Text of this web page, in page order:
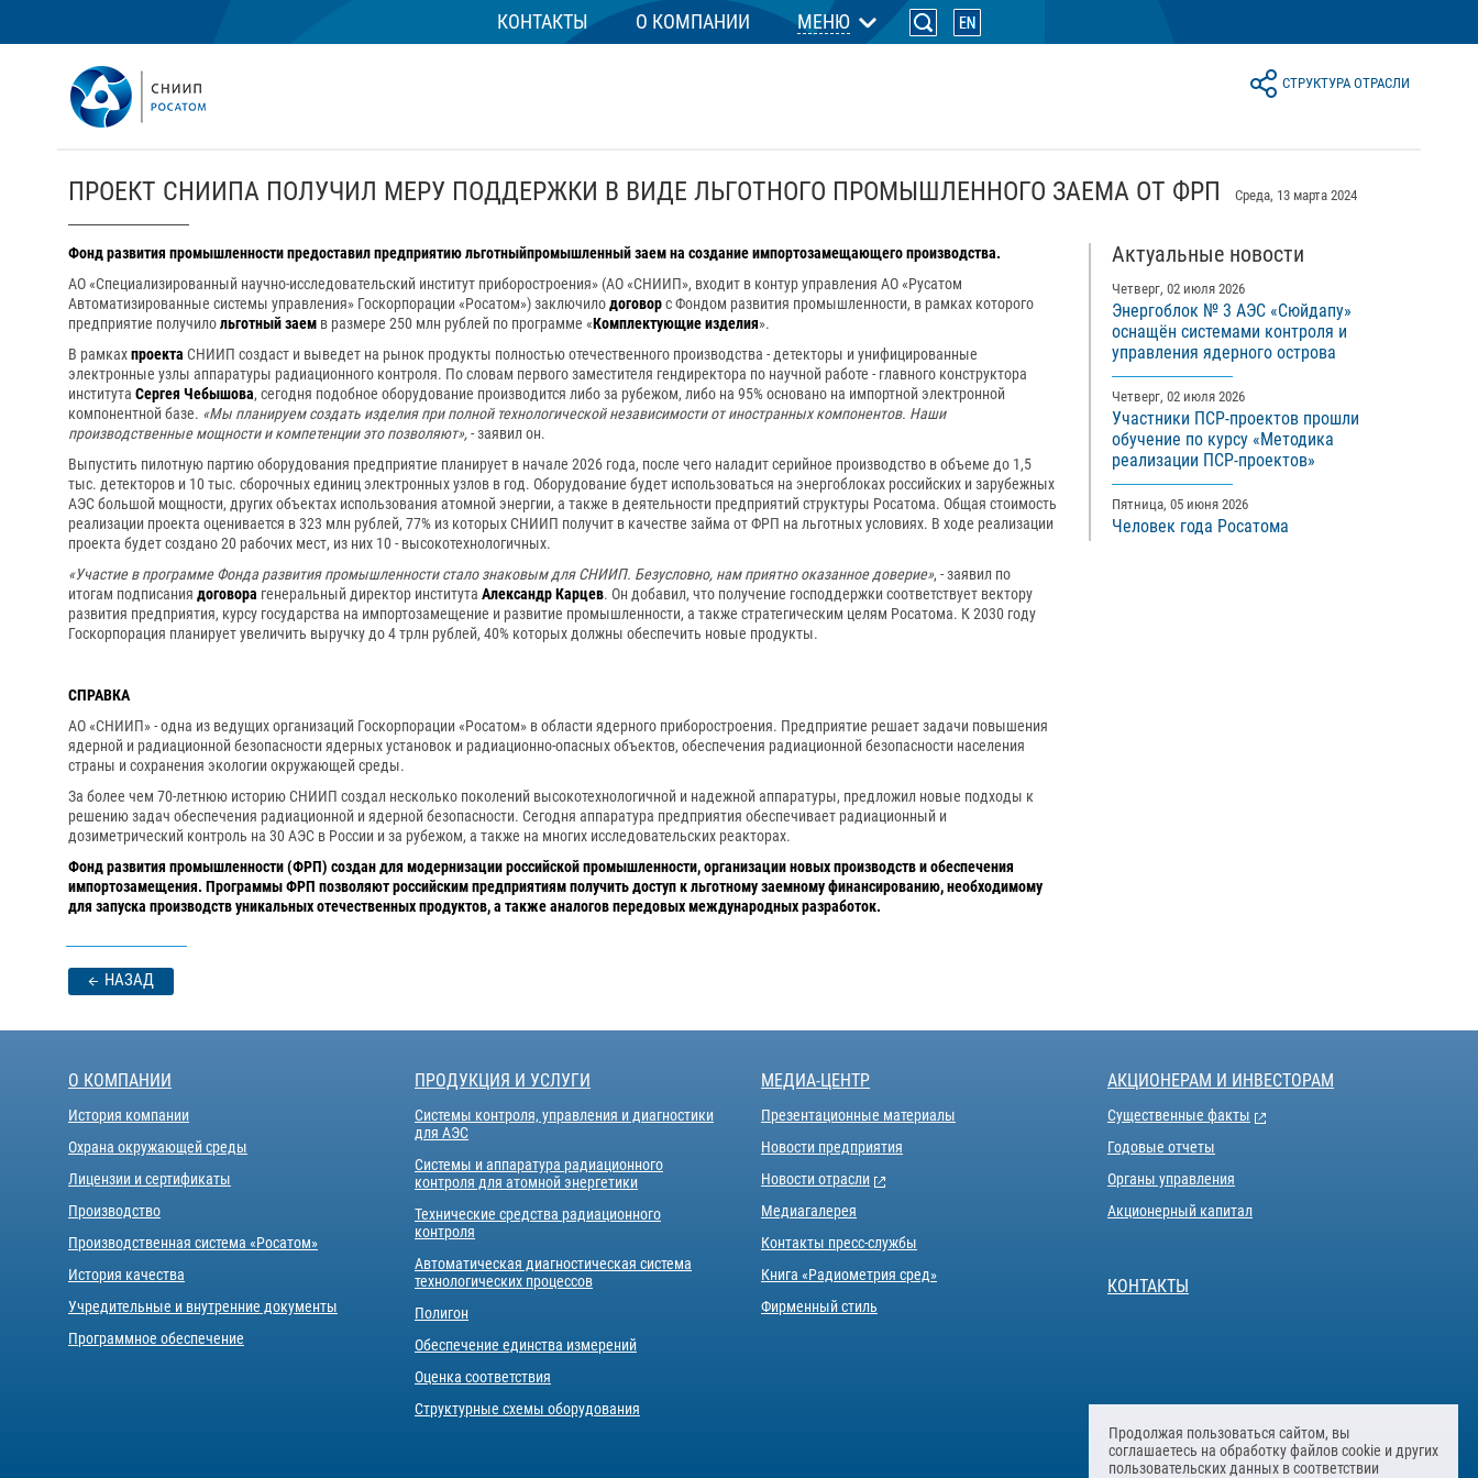
КОНТАКТЫ О КОМПАНИИ МЕНЮ
СТРУКТУРА ОТРАСЛИ
ПРОЕКТ СНИИПА ПОЛУЧИЛ МЕРУ ПОДДЕРЖКИ В ВИДЕ ЛЬГОТНОГО ПРОМЫШЛЕННОГО ЗАЕМА ОТ ФРП Среда, 13 марта 2024
Фонд развития промышленностипредоставилпредприятиюльготныйпромышленный заемна создание импортозамещающего производства.
АО «Специализированный научно-исследовательский институт приборостроения» (АО «СНИИП», входит в контур управления АО «Русатом
Автоматизированные системы управления» Госкорпорации «Росатом») заключилодоговорс Фондом развития промышленности, в рамках которого
предприятие получилольготный заем в размере 250 млн рублей по программе «Комплектующие изделия».
В рамкахпроекта СНИИП создаст и выведет на рынок продукты полностью отечественного производства - детекторы и унифицированные
электронные узлы аппаратуры радиационного контроля. По словам первого заместителя гендиректора по научной работе - главного конструктора
института Сергея Чебышова, сегодня подобное оборудование производится либо за рубежом, либо на 95% основано на импортной электронной
компонентной базе. «Мы планируем создать изделия при полной технологической независимости от иностранных компонентов. Наши
производственные мощности и компетенции это позволяют»,- заявил он.
Выпустить пилотную партию оборудования предприятие планирует в начале 2026 года, после чего наладит серийное производство в объеме до 1,5
тыс. детекторов и 10 тыс. сборочных единиц электронных узлов в год. Оборудование будет использоваться на энергоблоках российских и зарубежных
АЭС большой мощности, других объектах использования атомной энергии, а также в деятельности предприятий структуры Росатома. Общая стоимость
реализации проекта оценивается в 323 млн рублей, 77% из которых СНИИП получит в качестве займа от ФРП на льготных условиях. В ходе реализации
проекта будет создано 20 рабочих мест, из них 10 - высокотехнологичных.
«Участие в программе Фонда развития промышленности стало знаковым для СНИИП. Безусловно, нам приятно оказанное доверие», - заявил по
итогам подписания договора генеральный директор института Александр Карцев. Он добавил, что получение господдержки соответствует вектору
развития предприятия, курсу государства на импортозамещение и развитие промышленности, а также стратегическим целям Росатома. К 2030 году
Госкорпорация планирует увеличить выручку до 4 трлн рублей, 40% которых должны обеспечить новые продукты.
СПРАВКА
АО «СНИИП» - одна из ведущих организаций Госкорпорации «Росатом» в области ядерного приборостроения. Предприятие решает задачи повышения
ядерной и радиационной безопасности ядерных установок и радиационно-опасных объектов, обеспечения радиационной безопасности населения
страны и сохранения экологии окружающей среды.
За более чем 70-летнюю историю СНИИП создал несколько поколений высокотехнологичной и надежной аппаратуры, предложил новые подходы к
решению задач обеспечения радиационной и ядерной безопасности. Сегодня аппаратура предприятия обеспечивает радиационный и
дозиметрический контроль на 30 АЭС в России и за рубежом, а также на многих исследовательских реакторах.
Фонд развития промышленности (ФРП) создан для модернизации российской промышленности, организации новых производств и обеспечения
импортозамещения. Программы ФРП позволяют российским предприятиям получить доступ к льготному заемному финансированию, необходимому
для запуска производств уникальных отечественных продуктов, а также аналогов передовых международных разработок.
НАЗАД
Актуальные новости
Четверг, 02 июля 2026
Энергоблок № 3 АЭС «Сюйдапу»
оснащён системами контроля и
управления ядерного острова
Четверг, 02 июля 2026
Участники ПСР-проектов прошли
обучение по курсу «Методика
реализации ПСР-проектов»
Пятница, 05 июня 2026
Человек года Росатома
О КОМПАНИИ
История компании
Охрана окружающей среды
Лицензии и сертификаты
Производство
Производственная система «Росатом»
История качества
Учредительные и внутренние документы
Программное обеспечение
ПРОДУКЦИЯ И УСЛУГИ
Системы контроля, управления и диагностики
для АЭС
Системы и аппаратура радиационного
контроля для атомной энергетики
Технические средства радиационного
контроля
Автоматическая диагностическая система
технологических процессов
Полигон
Обеспечение единства измерений
Оценка соответствия
Структурные схемы оборудования
МЕДИА-ЦЕНТР
Презентационные материалы
Новости предприятия
Новости отрасли
Медиагалерея
Контакты пресс-службы
Книга «Радиометрия сред»
Фирменный стиль
АКЦИОНЕРАМ И ИНВЕСТОРАМ
Существенные факты
Годовые отчеты
Органы управления
Акционерный капитал
КОНТАКТЫ
Продолжая пользоваться сайтом, вы
соглашаетесь на обработку файлов cookie и других
пользовательских данных в соответствии